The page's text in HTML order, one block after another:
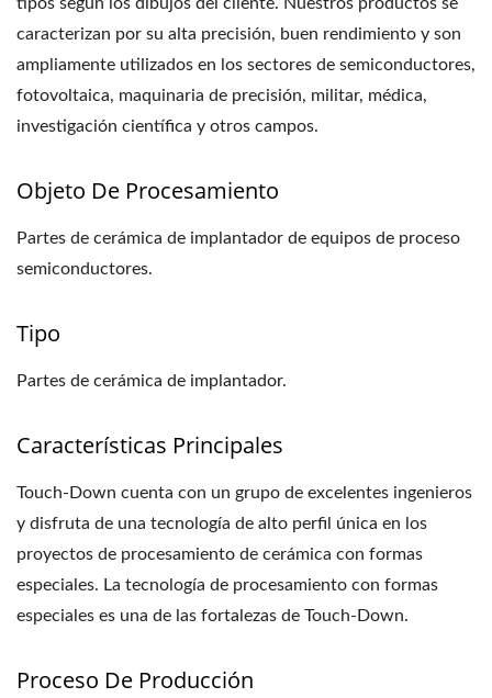
caracterizan por su alta precisión, buen rendimiento y son
ampliamente utilizados en los sectores de semiconductores,
fotovoltaica, maquinaria de precisión, militar, médica,
investigación científica y otros campos.
Objeto De Procesamiento
Partes de cerámica de implantador de equipos de proceso
semiconductores.
Tipo
Partes de cerámica de implantador.
Características Principales
Touch-Down cuenta con un grupo de excelentes ingenieros
y disfruta de una tecnología de alto perfil única en los
proyectos de procesamiento de cerámica con formas
especiales. La tecnología de procesamiento con formas
especiales es una de las fortalezas de Touch-Down.
Proceso De Producción